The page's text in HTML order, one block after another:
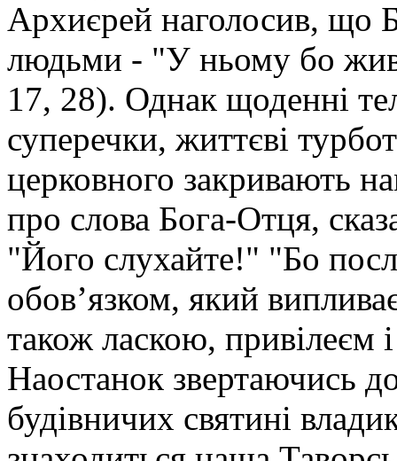
Архиєрей наголосив, що
людьми - "У ньому бо
17, 28). Однак щоденні
суперечки, життєві
церковного закривають
про слова Бога-Отця,
"Його слухайте!" "Бо
обов’язком, який
також ласкою, привілеєм
Наостанок звертаючись
будівничих святині